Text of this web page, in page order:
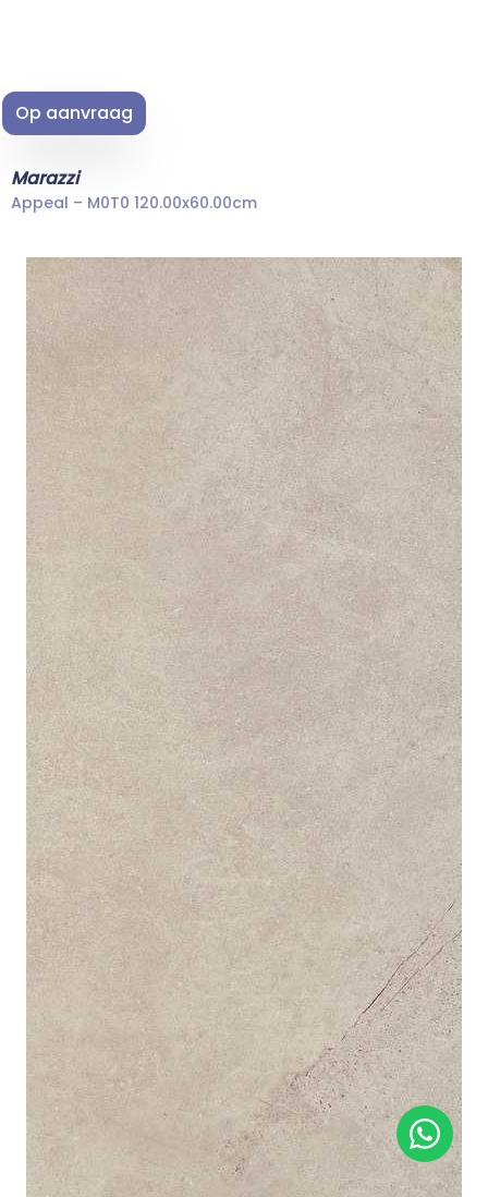
Op aanvraag
Marazzi
Appeal – M0T0 120.00x60.00cm